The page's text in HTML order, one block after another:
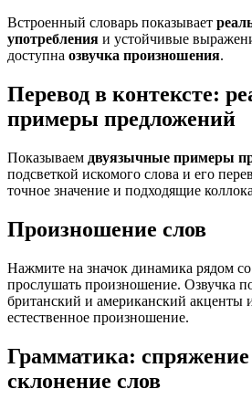
Встроенный словарь показывает
употребления и устойчивые
доступна озвучка произношения.
Перевод в контексте:
примеры предложений
Показываем двуязычные примеры
подсветкой искомого слова и его
точное значение и подходящие
Произношение слов
Нажмите на значок динамика рядом
прослушать произношение. Озвучка
британский и американский акценты
естественное произношение.
Грамматика: спряжение
склонение слов